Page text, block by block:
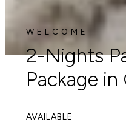
WELCOME
2-Nights
Package
AVAILABLE